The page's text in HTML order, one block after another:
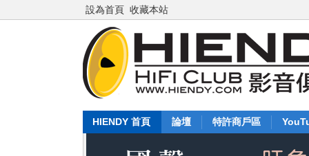
設為首頁 收藏本站
HIENDY 首頁 論壇 特許商戶區